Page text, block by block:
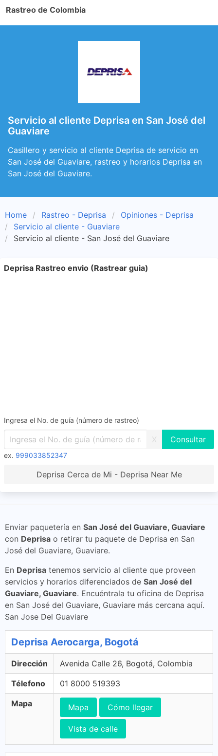
Rastreo de Colombia
Servicio al cliente Deprisa en San José del
Guaviare
Casillero y servicio al cliente Deprisa de servicio en
San José del Guaviare, rastreo y horarios Deprisa en
San José del Guaviare.
Home Rastreo - Deprisa
Opiniones - Deprisa
Servicio al cliente - Guaviare
Servicio al cliente - San José del Guaviare
Deprisa Rastreo envio (Rastrear guia)
Ingresa el No. de guía (número de rastreo)
X
ex. 999033852347
Deprisa Cerca de Mi - Deprisa Near Me
Enviar paquetería en San José del Guaviare, Guaviare
con Deprisa o retirar tu paquete de Deprisa en San
José del Guaviare, Guaviare.
En Deprisa tenemos servicio al cliente que proveen
servicios y horarios diferenciados de San José del
Guaviare, Guaviare. Encuéntrala tu oficina de Deprisa
en San José del Guaviare, Guaviare más cercana aquí.
San Jose Del Guaviare
Deprisa Aerocarga, Bogotá
Dirección Avenida Calle 26, Bogotá, Colombia
Télefono 01 8000 519393
Mapa Mapa Cómo llegar
Vista de calle